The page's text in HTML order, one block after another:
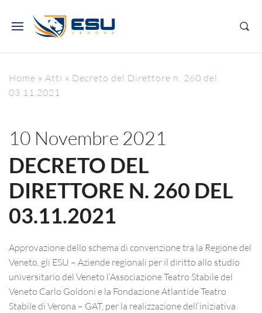
Home » Atti » Decreto del Direttore n. 260 del
03.11.2021
10 Novembre 2021
DECRETO DEL
DIRETTORE N. 260 DEL
03.11.2021
Approvazione dello schema di convenzione tra la Regione del
Veneto, gli ESU – Aziende regionali per il diritto allo studio
universitario del Veneto l’Associazione Teatro Stabile del
Veneto Carlo Goldoni e la Fondazione Atlantide Teatro
Stabile di Verona – GAT, per la realizzazione dell’iniziativa